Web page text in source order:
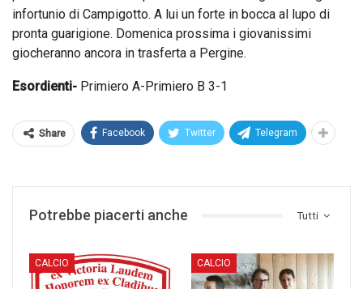
infortunio di Campigotto. A lui un forte in bocca al lupo di
pronta guarigione. Domenica prossima i giovanissimi
giocheranno ancora in trasferta a Pergine.
Esordienti- Primiero A-Primiero B 3-1
Share Facebook Twitter Telegram
Tutti
Potrebbe piacerti anche
CALCIO CALCIO